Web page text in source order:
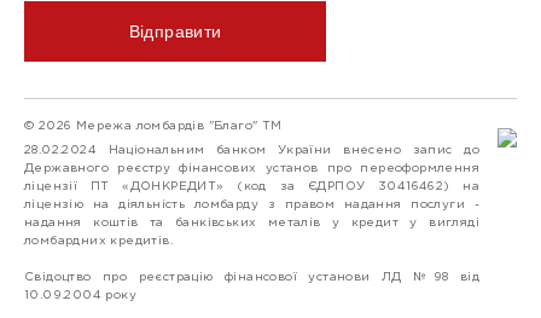
Відправити
© 2026 Мережа ломбардів "Благо" ТМ
28.02.2024 Національним банком України внесено запис до
Державного реєстру фінансових установ про переоформлення
ліцензії ПТ «ДОНКРЕДИТ» (код за ЄДРПОУ 30416462) на
ліцензію на діяльність ломбарду з правом надання послуги -
надання коштів та банківських металів у кредит у вигляді
ломбардних кредитів.
Свідоцтво про реєстрацію фінансової установи ЛД №98 від
10.09.2004 року